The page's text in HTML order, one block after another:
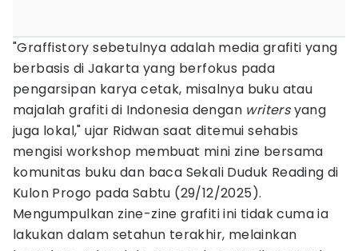
"Graffistory sebetulnya adalah media grafiti yang
berbasis di Jakarta yang berfokus pada
pengarsipan karya cetak, misalnya buku atau
majalah grafiti di Indonesia dengan writersyang
juga lokal," ujar Ridwan saat ditemui sehabis
mengisi workshop membuat mini zine bersama
komunitas buku dan baca Sekali Duduk Reading di
Kulon Progo pada Sabtu (29/12/2025).
Mengumpulkan zine-zine grafiti ini tidak cuma ia
lakukan dalam setahun terakhir, melainkan